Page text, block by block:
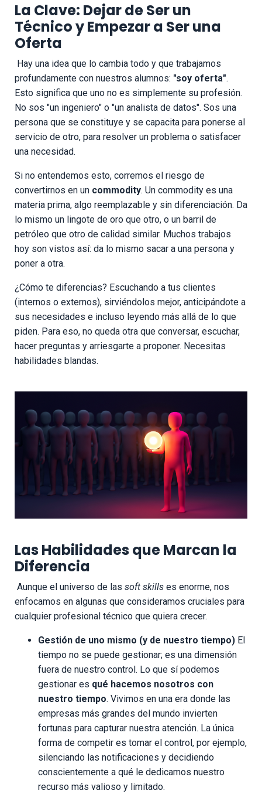
La Clave: Dejar de Ser un
Técnico y Empezar a Ser una
Oferta
Hay una idea que lo cambia todo y que trabajamos
profundamente con nuestros alumnos: "soy oferta".
Esto significa que uno no es simplemente su profesión.
No sos "un ingeniero" o "un analista de datos". Sos una
persona que se constituye y se capacita para ponerse al
servicio de otro, para resolver un problema o satisfacer
una necesidad.
Si no entendemos esto, corremos el riesgo de
convertirnos en un commodity. Un commodity es una
materia prima, algo reemplazable y sin diferenciación. Da
lo mismo un lingote de oro que otro, o un barril de
petróleo que otro de calidad similar. Muchos trabajos
hoy son vistos así: da lo mismo sacar a una persona y
poner a otra.
¿Cómo te diferencias? Escuchando a tus clientes
(internos o externos), sirviéndolos mejor, anticipándote a
sus necesidades e incluso leyendo más allá de lo que
piden. Para eso, no queda otra que conversar, escuchar,
hacer preguntas y arriesgarte a proponer. Necesitas
habilidades blandas.
Las Habilidades que Marcan la
Diferencia
Aunque el universo de las soft skills es enorme, nos
enfocamos en algunas que consideramos cruciales para
cualquier profesional técnico que quiera crecer.
Gestión de uno mismo (y de nuestro tiempo) El
tiempo no se puede gestionar; es una dimensión
fuera de nuestro control. Lo que sí podemos
gestionar es qué hacemos nosotros con
nuestro tiempo. Vivimos en una era donde las
empresas más grandes del mundo invierten
fortunas para capturar nuestra atención. La única
forma de competir es tomar el control, por ejemplo,
silenciando las notificaciones y decidiendo
conscientemente a qué le dedicamos nuestro
recurso más valioso y limitado.